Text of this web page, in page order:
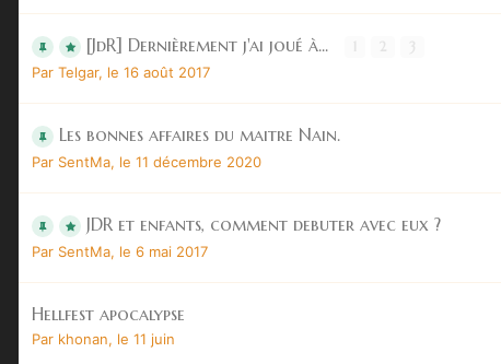
[JdR] Dernièrement j'ai joué à... 1 2 3
Par Telgar, le 16 août 2017
Les bonnes affaires du maitre Nain.
Par SentMa, le 11 décembre 2020
JDR et enfants, comment debuter avec eux ?
Par SentMa, le 6 mai 2017
Hellfest apocalypse
Par khonan, le 11 juin